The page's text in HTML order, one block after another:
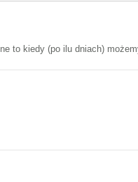
to kiedy (po ilu dniach)